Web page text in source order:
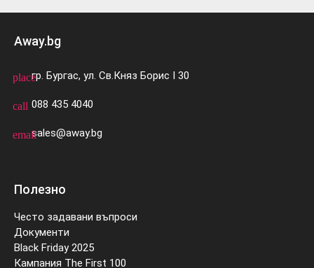
Away.bg
placeгр. Бургас, ул. Св.Княз Борис I 30
call 088 435 4040
emailsales@away.bg
Полезно
Често задавани въпроси
Документи
Black Friday 2025
Кампания The First 100